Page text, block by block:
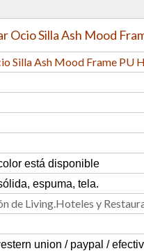
Ocio Silla Ash Mood
Silla Ash Mood Frame PU
está disponible
espuma, tela.
de Living.Hoteles y
union / paypal /